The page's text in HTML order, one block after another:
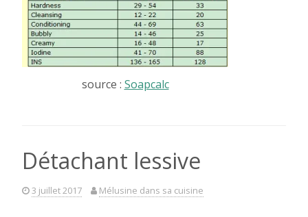
source : Soapcalc
Détachant lessive
3 juillet 2017 Mélusine dans sa cuisine